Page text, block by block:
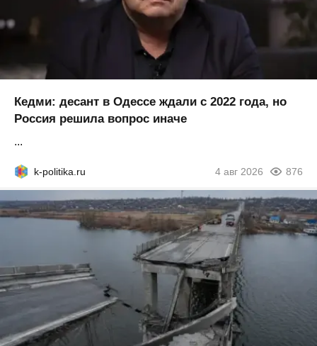
Кедми: десант в Одессе ждали с 2022 года, но
Россия решила вопрос иначе
...
k-politika.ru 4 авг 2026 876